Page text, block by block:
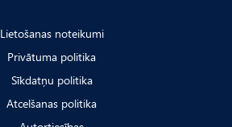
Lietošanas noteikumi
Privātuma politika
Sīkdatņu politika
Atcelšanas politika